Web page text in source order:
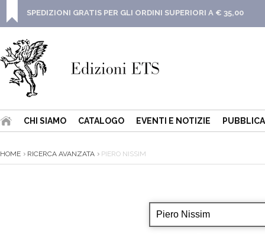
SPEDIZIONI GRATIS PER GLI ORDINI SUPERIORI A € 35,00
CHI SIAMO CATALOGO EVENTI E NOTIZIE
HOME RICERCA AVANZATA PIERO NISSIM